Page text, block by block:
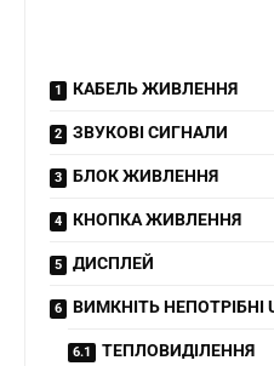
КАБЕЛЬ ЖИВЛЕННЯ
ЗВУКОВІ СИГНАЛИ
БЛОК ЖИВЛЕННЯ
КНОПКА ЖИВЛЕННЯ
ДИСПЛЕЙ
ВИМКНІТЬ НЕПОТРІБНІ
ТЕПЛОВИДІЛЕННЯ